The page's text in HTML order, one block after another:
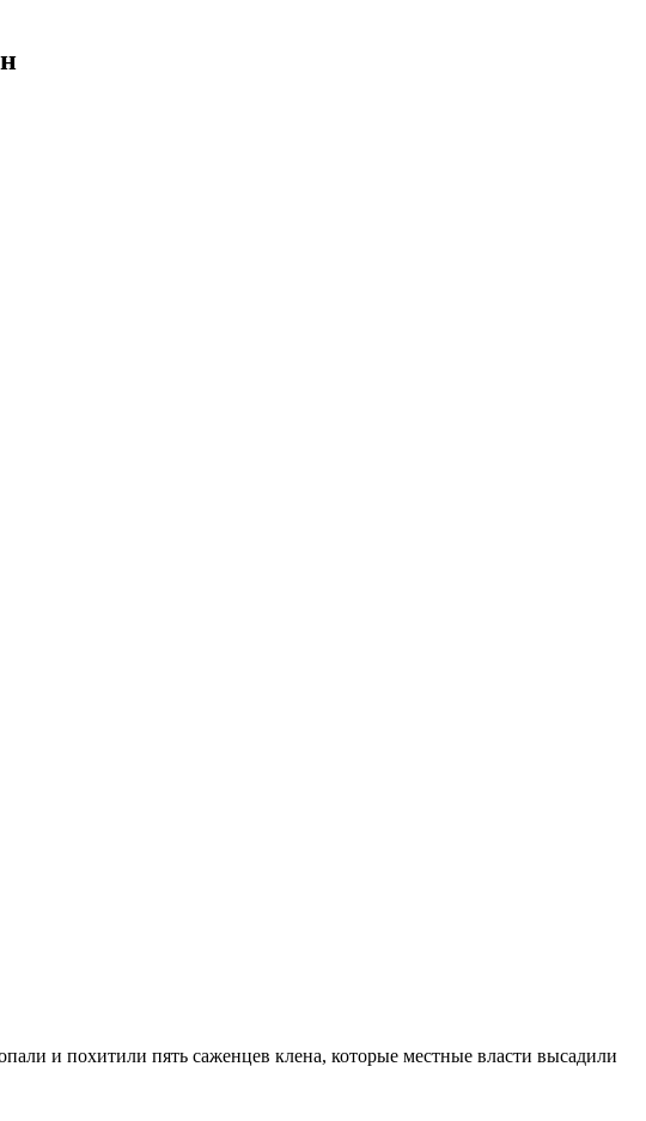
и похитили пять саженцев клена, которые местные власти высадили